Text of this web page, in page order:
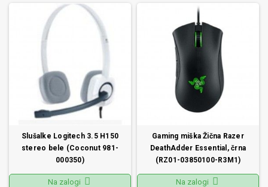
Slušalke Logitech 3.5 H150
stereo bele (Coconut 981-
000350)
Na zalogi
Gaming miška Žična Razer
DeathAdder Essential, črna
(RZ01-03850100-R3M1)
Na zalogi